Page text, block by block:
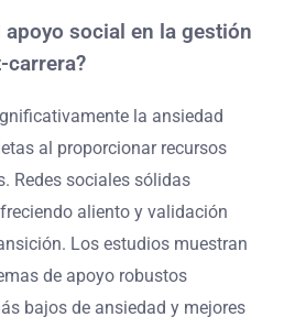
apoyo social en la gestión
carrera?
la ansiedad
al proporcionar recursos
Redes sociales sólidas
aliento y validación
Los estudios muestran
de apoyo robustos
bajos de ansiedad y mejores